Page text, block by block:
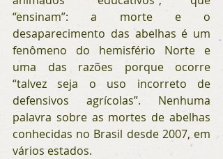
“ensinam”: a morte e o
desaparecimento das abelhas é um
fenômeno do hemisfério Norte e
uma das razões porque ocorre
“talvez seja o uso incorreto de
defensivos agrícolas”. Nenhuma
palavra sobre as mortes de abelhas
conhecidas no Brasil desde 2007, em
vários estados.